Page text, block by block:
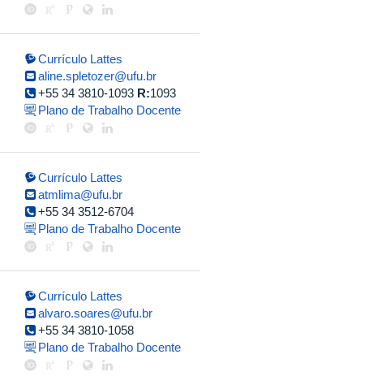
Currículo Lattes
aline.spletozer@ufu.br
+55 34 3810-1093 R:1093
Plano de Trabalho Docente
Currículo Lattes
atmlima@ufu.br
+55 34 3512-6704
Plano de Trabalho Docente
Currículo Lattes
alvaro.soares@ufu.br
+55 34 3810-1058
Plano de Trabalho Docente